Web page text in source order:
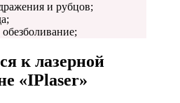
и рубцов;
к лазерной
«IPlaser»